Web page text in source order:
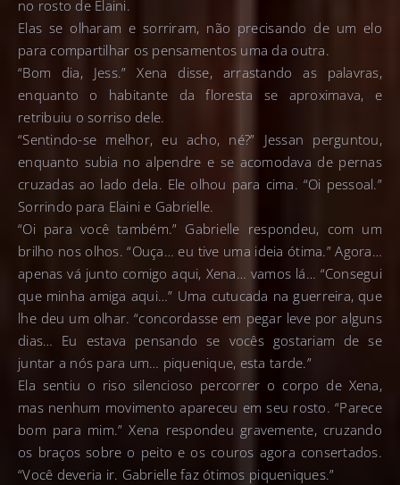
no rosto de Elaini.
Elas se olharam e sorriram, não precisando de um elo
para compartilhar os pensamentos uma da outra.
“Bom dia, Jess.” Xena disse, arrastando as palavras,
enquanto o habitante da floresta se aproximava, e
retribuiu o sorriso dele.
“Sentindo-se melhor, eu acho, né?” Jessan perguntou,
enquanto subia no alpendre e se acomodava de pernas
cruzadas ao lado dela. Ele olhou para cima. “Oi pessoal.”
Sorrindo para Elaini e Gabrielle.
“Oi para você também.” Gabrielle respondeu, com um
brilho nos olhos. “Ouça… eu tive uma ideia ótima.” Agora…
apenas vá junto comigo aqui, Xena… vamos lá… “Consegui
que minha amiga aqui…” Uma cutucada na guerreira, que
lhe deu um olhar. “concordasse em pegar leve por alguns
dias… Eu estava pensando se vocês gostariam de se
juntar a nós para um… piquenique, esta tarde.”
Ela sentiu o riso silencioso percorrer o corpo de Xena,
mas nenhum movimento apareceu em seu rosto. “Parece
bom para mim.” Xena respondeu gravemente, cruzando
os braços sobre o peito e os couros agora consertados.
“Você deveria ir. Gabrielle faz ótimos piqueniques.”